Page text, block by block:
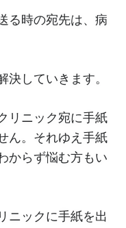
る時の宛先は、病
決していきます。
リニック宛に手紙
ん。それゆえ手紙
からず悩む方もい
ニックに手紙を出